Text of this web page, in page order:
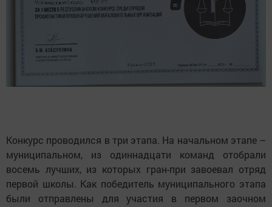
Конкурс проводился в три этапа. На начальном этапе –
муниципальном, из одиннадцати команд отобрали
восемь лучших, из которых гран-при завоевал отряд
первой школы. Как победитель муниципального этапа
были отправлены для участия в первом заочном